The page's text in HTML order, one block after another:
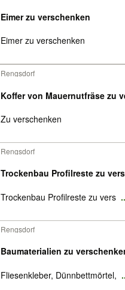
Eimer zu verschenken
Eimer zu verschenken
Rengsdorf
Koffer von Mauernutfräse zu
Zu verschenken
Rengsdorf
Trockenbau Profilreste zu
Trockenbau Profilreste zu vers
Rengsdorf
Baumaterialien zu
Fliesenkleber, Dünnbettmörtel,